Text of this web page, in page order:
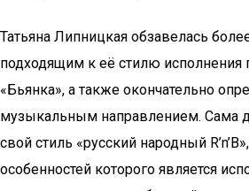
Татьяна Липницкая обзавелась
подходящим к её стилю
«Бьянка», а также окончательно
музыкальным направлением. Сама
свой стиль «русский народный
особенностей которого является